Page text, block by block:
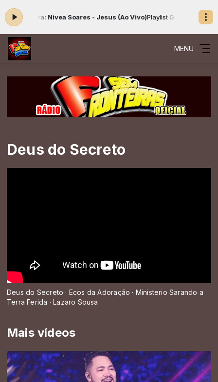
agora: Nivea Soares - Jesus (Ao Vivo)Playlist Gospel das 00:00
MENU
Deus do Secreto
Mais vídeos
Deus do Secreto · Ecos da Adoração · Ministerio Sarando a
Terra Ferida · Lazaro Sousa